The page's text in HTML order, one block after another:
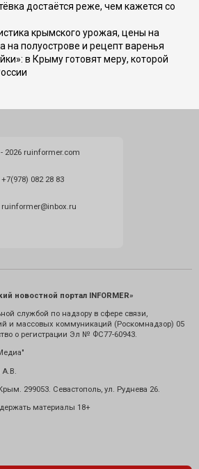
достаётся реже, чем кажется со
крымского урожая, цены на
на полуострове и рецепт варенья
в Крыму готовят меру, которой
2026 ruinformer.com
+7(978) 082 28 83
ruinformer@inbox.ru
новостной портал INFORMER»
службой по надзору в сфере связи,
и массовых коммуникаций (Роскомнадзор) 05
о регистрации Эл № ФС77-60943.
299053. Севастополь, ул. Руднева 26.
материалы 18+